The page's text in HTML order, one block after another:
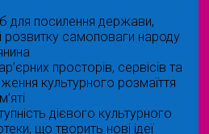
для посилення держави,
розвитку самоповаги народу
просторів, сервісів та
культурного розмаїття
дієвого культурного
що творить нові ідеї